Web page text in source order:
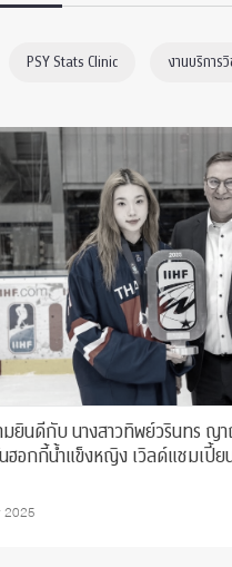
PSY Stats Clinic งานบริการ
ยินดีกับ นางสาวทิพย์วรินทร ญ
ฮอกกี้น้ำแข็งหญิง เวิลด์แชมเปี้
2025